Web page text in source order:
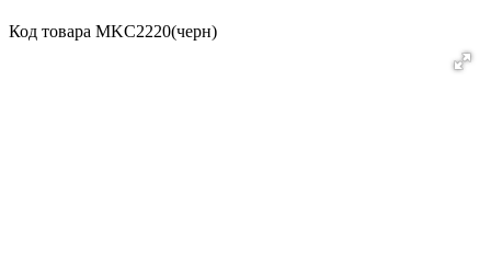
Код товара MKC2220(черн)